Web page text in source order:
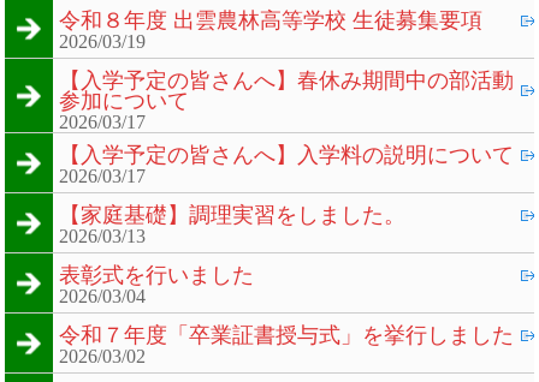
令和８年度 出雲農林高等学校 生徒募集要項
2026/03/19
【入学予定の皆さんへ】春休み期間中の部活動
参加について
2026/03/17
【入学予定の皆さんへ】入学料の説明について
2026/03/17
【家庭基礎】調理実習をしました。
2026/03/13
表彰式を行いました
2026/03/04
令和７年度「卒業証書授与式」を挙行しました
2026/03/02